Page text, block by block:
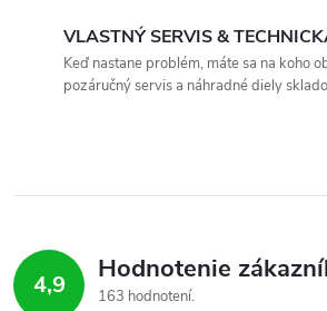
VLASTNÝ SERVIS &
Keď nastane problém, máte sa na koho
pozáručný servis a náhradné diely
4,9 Hodnotenie
163 hodnotení